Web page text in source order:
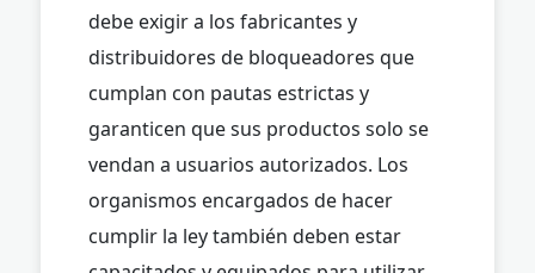
debe exigir a los fabricantes y
distribuidores de bloqueadores que
cumplan con pautas estrictas y
garanticen que sus productos solo se
vendan a usuarios autorizados. Los
organismos encargados de hacer
cumplir la ley también deben estar